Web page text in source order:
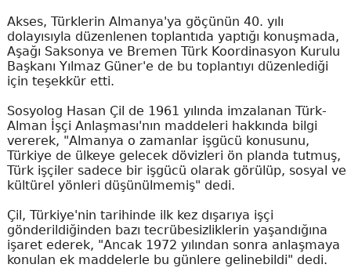
Akses, Türklerin Almanya'ya göçünün 40. yılı
dolayısıyla düzenlenen toplantıda yaptığı konuşmada,
Aşağı Saksonya ve Bremen Türk Koordinasyon Kurulu
Başkanı Yılmaz Güner'e de bu toplantıyı düzenlediği
için teşekkür etti.
Sosyolog Hasan Çil de 1961 yılında imzalanan Türk-
Alman İşçi Anlaşması'nın maddeleri hakkında bilgi
vererek, "Almanya o zamanlar işgücü konusunu,
Türkiye de ülkeye gelecek dövizleri ön planda tutmuş,
Türk işçiler sadece bir işgücü olarak görülüp, sosyal ve
kültürel yönleri düşünülmemiş" dedi.
Çil, Türkiye'nin tarihinde ilk kez dışarıya işçi
gönderildiğinden bazı tecrübesizliklerin yaşandığına
işaret ederek, "Ancak 1972 yılından sonra anlaşmaya
konulan ek maddelerle bu günlere gelinebildi" dedi.